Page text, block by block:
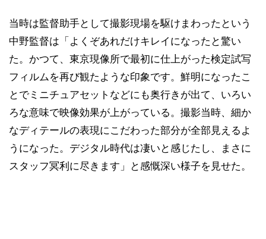
当時は監督助手として撮影現場を駆けまわったという
中野監督は「よくぞあれだけキレイになったと驚い
た。かつて、東京現像所で最初に仕上がった検定試写
フィルムを再び観たような印象です。鮮明になったこ
とでミニチュアセットなどにも奥行きが出て、いろい
ろな意味で映像効果が上がっている。撮影当時、細か
なディテールの表現にこだわった部分が全部見えるよ
うになった。デジタル時代は凄いと感じたし、まさに
スタッフ冥利に尽きます」と感慨深い様子を見せた。